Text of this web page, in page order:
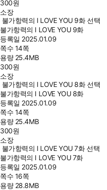
300원
소장
불가항력의 I LOVE YOU 9화 선택
불가항력의 I LOVE YOU 9화
등록일 2025.01.09
쪽수 14쪽
용량 25.4MB
300원
소장
불가항력의 I LOVE YOU 8화 선택
불가항력의 I LOVE YOU 8화
등록일 2025.01.09
쪽수 14쪽
용량 25.4MB
300원
소장
불가항력의 I LOVE YOU 7화 선택
불가항력의 I LOVE YOU 7화
등록일 2025.01.09
쪽수 16쪽
용량 28.8MB